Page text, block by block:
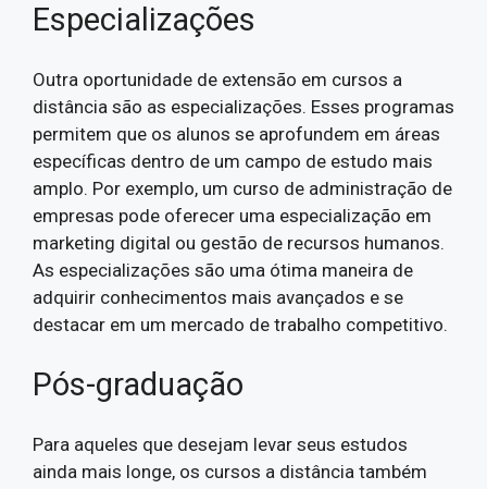
Especializações
Outra oportunidade de extensão em cursos a
distância são as especializações. Esses programas
permitem que os alunos se aprofundem em áreas
específicas dentro de um campo de estudo mais
amplo. Por exemplo, um curso de administração de
empresas pode oferecer uma especialização em
marketing digital ou gestão de recursos humanos.
As especializações são uma ótima maneira de
adquirir conhecimentos mais avançados e se
destacar em um mercado de trabalho competitivo.
Pós-graduação
Para aqueles que desejam levar seus estudos
ainda mais longe, os cursos a distância também